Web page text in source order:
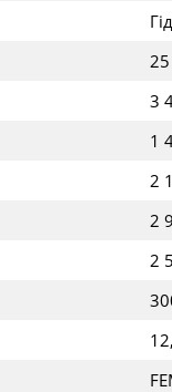
3
1
2
2
2